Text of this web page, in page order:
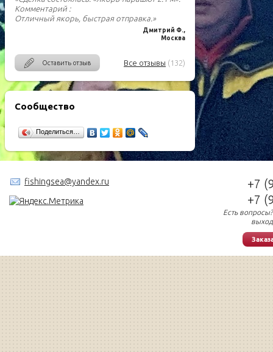
Комментарий :
Отличный якорь, быстрая отправка.»
Дмитрий Ф.,
Москва
Оставить отзыв Все отзывы (132)
Сообщество
Поделиться…
fishingsea@yandex.ru
+7
+7
Есть